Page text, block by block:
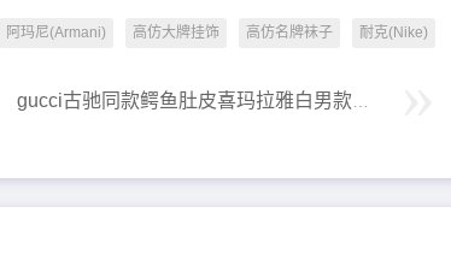
阿玛尼(Armani) 高仿大牌挂饰 高仿名牌袜子 耐克(Nike)